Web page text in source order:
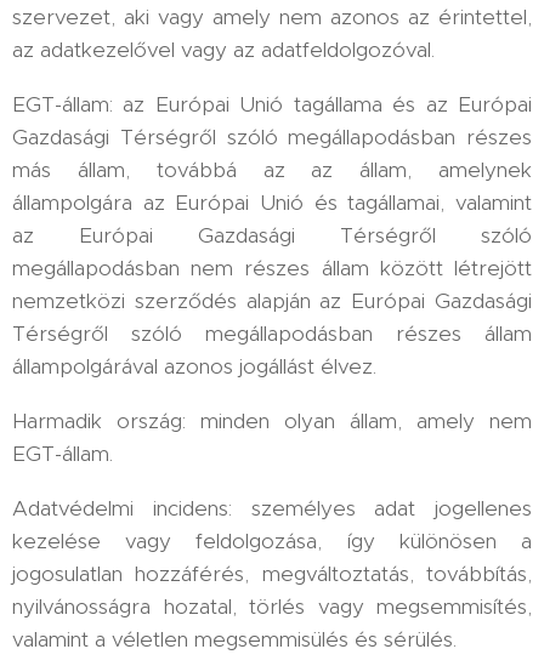
szervezet, aki vagy amely nem azonos az érintettel,
az adatkezelővel vagy az adatfeldolgozóval.
EGT-állam: az Európai Unió tagállama és az Európai
Gazdasági Térségről szóló megállapodásban részes
más állam, továbbá az az állam, amelynek
állampolgára az Európai Unió és tagállamai, valamint
az Európai Gazdasági Térségről szóló
megállapodásban nem részes állam között létrejött
nemzetközi szerződés alapján az Európai Gazdasági
Térségről szóló megállapodásban részes állam
állampolgárával azonos jogállást élvez.
Harmadik ország: minden olyan állam, amely nem
EGT-állam.
Adatvédelmi incidens: személyes adat jogellenes
kezelése vagy feldolgozása, így különösen a
jogosulatlan hozzáférés, megváltoztatás, továbbítás,
nyilvánosságra hozatal, törlés vagy megsemmisítés,
valamint a véletlen megsemmisülés és sérülés.